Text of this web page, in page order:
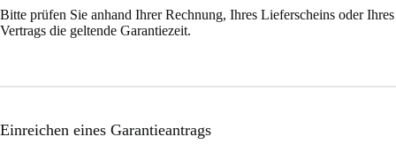
Bitte prüfen Sie anhand Ihrer Rechnung, Ihres Lieferscheins oder Ihres
Vertrags die geltende Garantiezeit.
Einreichen eines Garantieantrags